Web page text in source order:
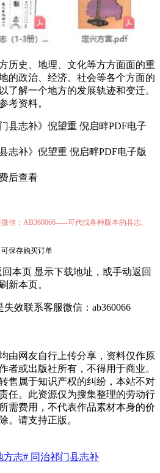
历史、地理、文化等方方面面的重
的政治、经济、社会等各个方面的
了解一个地方的发展轨迹和变迁。
考资料。
志补》倪望重 倪启畔PDF电子版
后查看
信：AB360066-----可代找各种版本的县志、
保存购买订单
本页 显示下载地址，或手动返回
刷新本页。
效联系客服微信：ab360066
由网友自行上传分享，资料仅作原
者或出版社所有，不得用于商业。
售属于知识产权的纠纷，本站不对
任。此资源仅为搜集整理的劳动行
需费用，不代表作品素材本身的价
。请支持正版。
方志# 同治祁门县志补